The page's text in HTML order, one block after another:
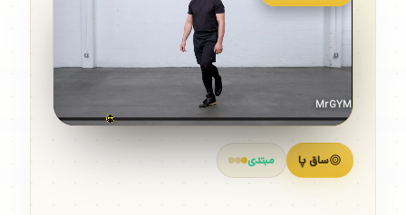
ساق پا مبتدی
MrGYM